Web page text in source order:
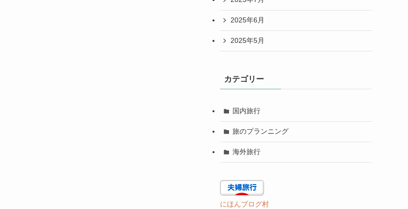
2025年6月
2025年5月
カテゴリー
国内旅行
旅のプランニング
海外旅行
にほんブログ村